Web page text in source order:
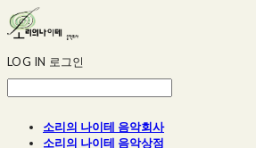
LOG IN 로그인
소리의 나이테 음악회사
소리의 나이테 음악상점